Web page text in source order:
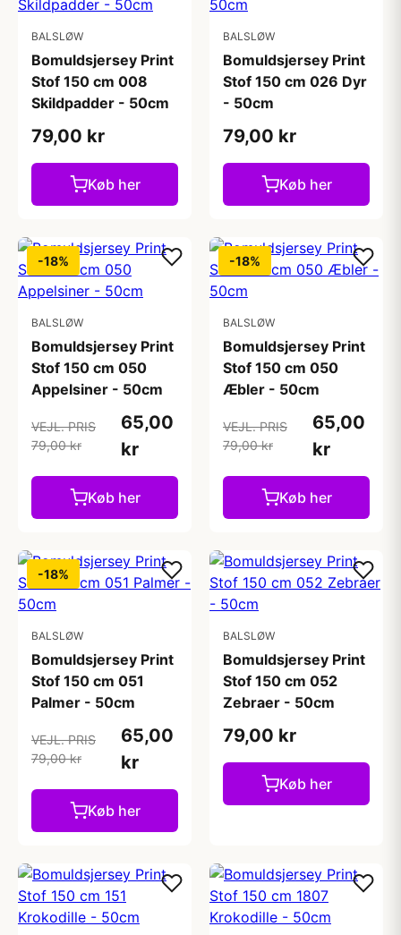
BALSLØW
Bomuldsjersey Print
Stof 150 cm 008
Skildpadder - 50cm
79,00 kr
Køb her
BALSLØW
Bomuldsjersey Print
Stof 150 cm 026 Dyr
- 50cm
79,00 kr
Køb her
-18%
BALSLØW
Bomuldsjersey Print
Stof 150 cm 050
Appelsiner - 50cm
VEJL. PRIS
79,00 kr
65,00
kr
Køb her
-18%
BALSLØW
Bomuldsjersey Print
Stof 150 cm 050
Æbler - 50cm
VEJL. PRIS
79,00 kr
65,00
kr
Køb her
-18%
BALSLØW
Bomuldsjersey Print
Stof 150 cm 051
Palmer - 50cm
VEJL. PRIS
79,00 kr
65,00
kr
Køb her
BALSLØW
Bomuldsjersey Print
Stof 150 cm 052
Zebraer - 50cm
79,00 kr
Køb her